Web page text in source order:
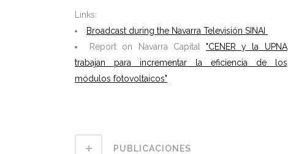
Links:
Broadcast during the Navarra Televisión SINAI
Report on Navarra Capital "CENER y la UPNA
trabajan para incrementar la eficiencia de los
módulos fotovoltaicos"
PUBLICACIONES